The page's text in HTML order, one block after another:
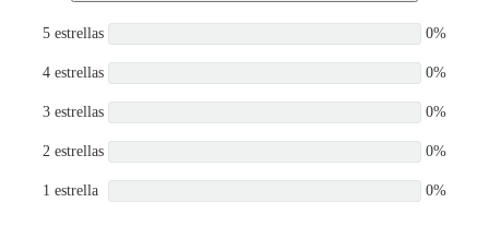
5 estrellas 0%
4 estrellas 0%
3 estrellas 0%
2 estrellas 0%
1 estrella 0%